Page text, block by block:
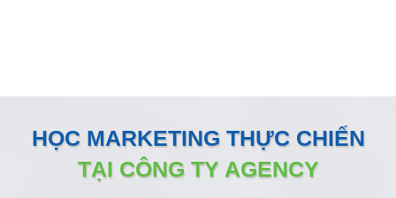
HỌC MARKETING THỰC CHIẾN
TẠI CÔNG TY AGENCY